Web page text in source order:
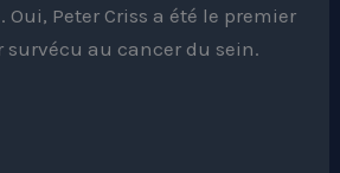
Oui, Peter Criss a été le premier
survécu au cancer du sein.